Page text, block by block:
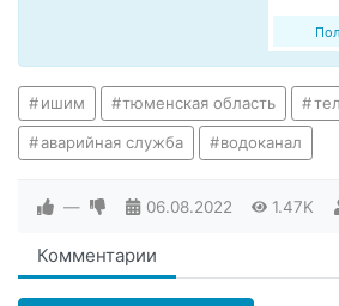
ишим тюменская область
аварийная служба водоканал
— 06.08.2022 1.47K
Комментарии